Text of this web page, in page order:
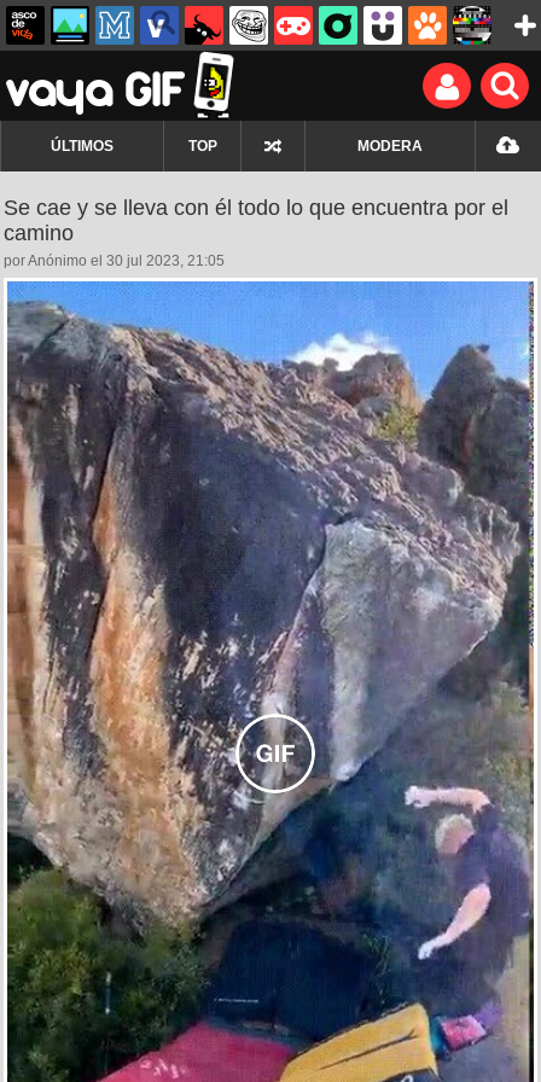
ÚLTIMOS TOP MODERA
Se cae y se lleva con él todo lo que encuentra por el
camino
por Anónimo el 30 jul 2023, 21:05